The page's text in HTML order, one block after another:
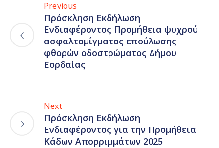
Previous
Πρόσκληση Εκδήλωση
Ενδιαφέροντος Προμήθεια ψυχρού
ασφαλτομίγματος επούλωσης
φθορών οδοστρώματος Δήμου
Εορδαίας
Next
Πρόσκληση Εκδήλωση
Ενδιαφέροντος για την Προμήθεια
Κάδων Απορριμμάτων 2025